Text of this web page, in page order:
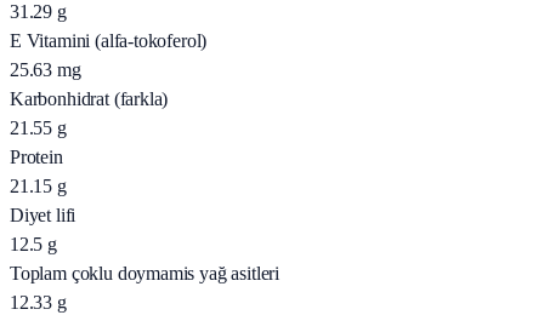
31.29 g
E Vitamini (alfa-tokoferol)
25.63 mg
Karbonhidrat (farkla)
21.55 g
Protein
21.15 g
Diyet lifi
12.5 g
Toplam çoklu doymamis yağ asitleri
12.33 g